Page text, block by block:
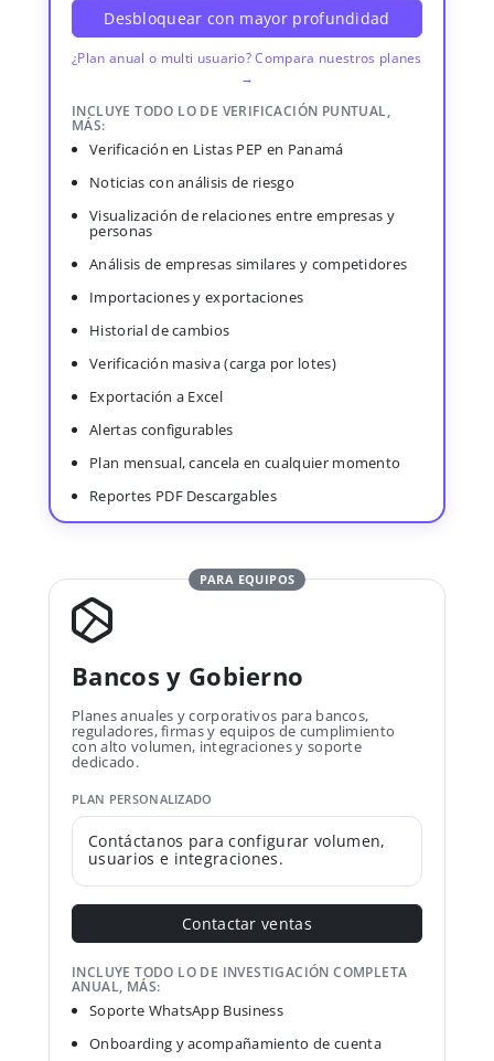
Desbloquear con mayor profundidad
¿Plan anual o multi usuario? Compara nuestros planes
→
INCLUYE TODO LO DE VERIFICACIÓN PUNTUAL,
MÁS:
Verificación en Listas PEP en Panamá
Noticias con análisis de riesgo
Visualización de relaciones entre empresas y
personas
Análisis de empresas similares y competidores
Importaciones y exportaciones
Historial de cambios
Verificación masiva (carga por lotes)
Exportación a Excel
Alertas configurables
Plan mensual, cancela en cualquier momento
Reportes PDF Descargables
PARA EQUIPOS
Bancos y Gobierno
Planes anuales y corporativos para bancos,
reguladores, firmas y equipos de cumplimiento
con alto volumen, integraciones y soporte
dedicado.
PLAN PERSONALIZADO
Contáctanos para configurar volumen,
usuarios e integraciones.
Contactar ventas
INCLUYE TODO LO DE INVESTIGACIÓN COMPLETA
ANUAL, MÁS:
Soporte WhatsApp Business
Onboarding y acompañamiento de cuenta